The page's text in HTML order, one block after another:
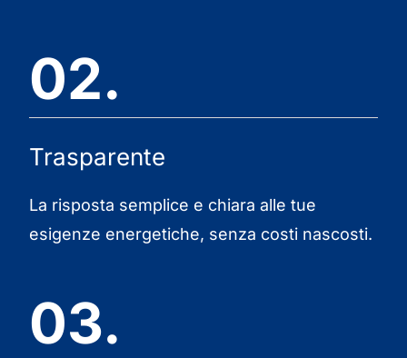
02.
Trasparente
La risposta semplice e chiara alle tue
esigenze energetiche, senza costi nascosti.
03.